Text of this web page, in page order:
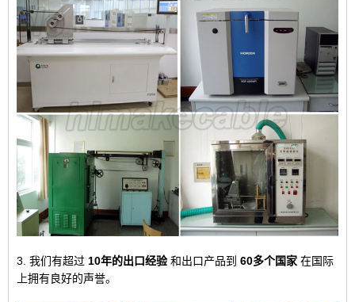
3. 我们有超过 10年的出口经验 和出口产品到 60多个国家 在国际
上拥有良好的声誉。